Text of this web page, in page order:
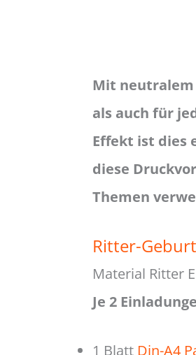
Mit neutralem
als auch für
Effekt ist dies
diese
Themen
Ritter-
Material Ritter
Je 2
1 Blatt Din-A4